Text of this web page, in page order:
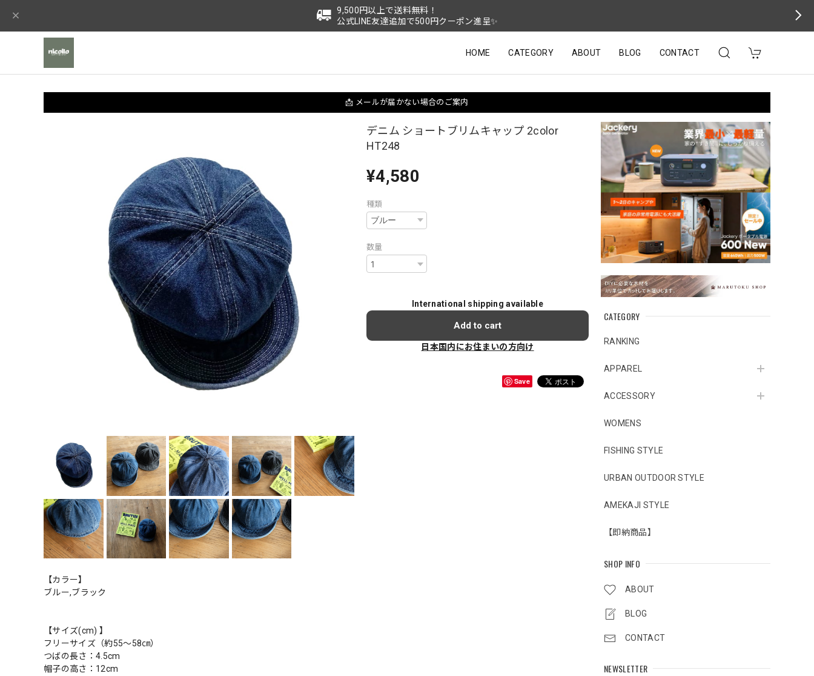
9,500円以上で送料無料！
公式LINE友達追加で500円クーポン進呈✨
HOME CATEGORY ABOUT BLOG CONTACT
📩 メールが届かない場合のご案内
CATEGORY
RANKING
APPAREL
ACCESSORY
WOMENS
FISHING STYLE
URBAN OUTDOOR STYLE
AMEKAJI STYLE
【即納商品】
SHOP INFO
ABOUT
BLOG
CONTACT
NEWSLETTER
デニム ショートブリムキャップ 2color
HT248
¥4,580
種類
数量
International shipping available
Add to cart
日本国内にお住まいの方向け
Save
【カラー】
ブルー,ブラック
【サイズ(cm) 】
フリーサイズ（約55～58㎝）
つばの長さ：4.5cm
帽子の高さ：12cm